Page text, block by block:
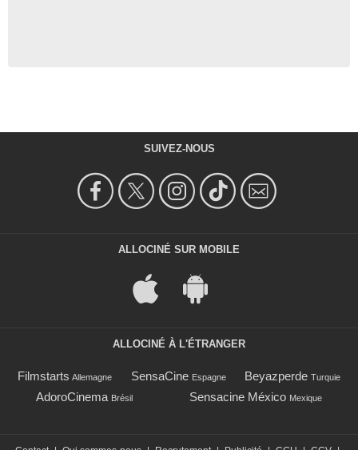
SUIVEZ-NOUS
ALLOCINÉ SUR MOBILE
ALLOCINÉ À L'ÉTRANGER
Filmstarts Allemagne SensaCine Espagne Beyazperde Turquie
AdoroCinema Brésil Sensacine México Mexique